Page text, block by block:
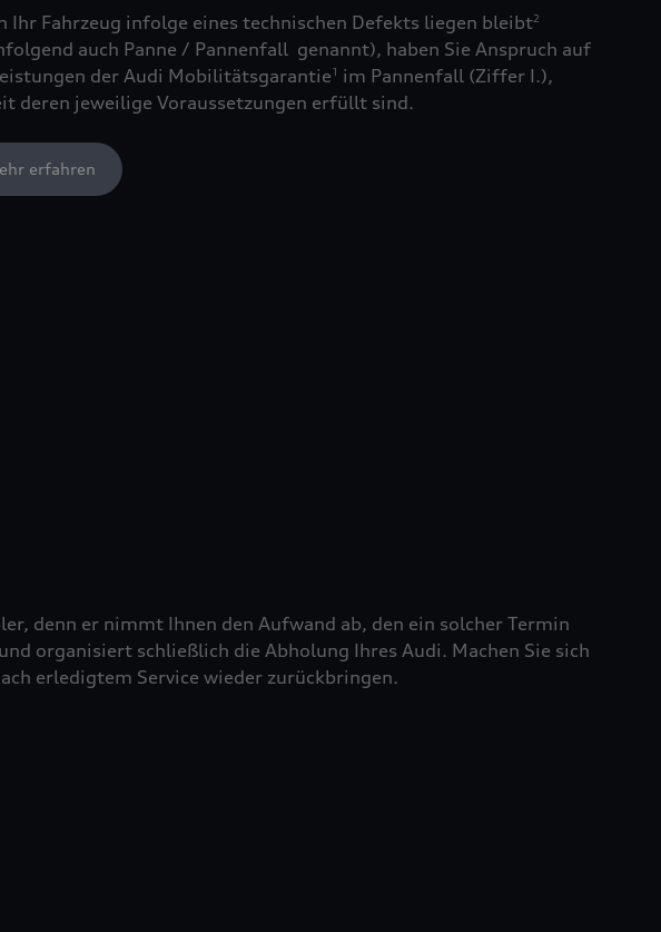
Ihr Fahrzeug infolge eines technischen Defekts liegen bleibt2
auch Panne / Pannenfall genannt), haben Sie Anspruch auf
der Audi Mobilitätsgarantie1
im Pannenfall (Ziffer I.),
deren jeweilige Voraussetzungen erfüllt sind.
erfahren
denn er nimmt Ihnen den Aufwand ab, den ein solcher Termin
organisiert schließlich die Abholung Ihres Audi. Machen Sie sich
erledigtem Service wieder zurückbringen.